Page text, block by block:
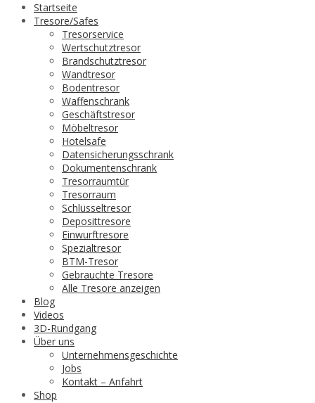
Startseite
Tresore/Safes
Tresorservice
Wertschutztresor
Brandschutztresor
Wandtresor
Bodentresor
Waffenschrank
Geschäftstresor
Möbeltresor
Hotelsafe
Datensicherungsschrank
Dokumentenschrank
Tresorraumtür
Tresorraum
Schlüsseltresor
Deposittresore
Einwurftresore
Spezialtresor
BTM-Tresor
Gebrauchte Tresore
Alle Tresore anzeigen
Blog
Videos
3D-Rundgang
Über uns
Unternehmensgeschichte
Jobs
Kontakt – Anfahrt
Shop